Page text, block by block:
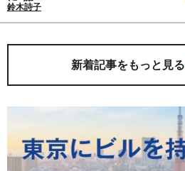
鈴木詩子
新着記事をもっと見る